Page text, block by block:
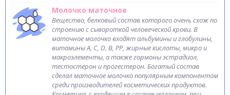
Молочко маточное
Вещество, белковый состав которого очень схож по
строению с сывороткой человеческой крови. В
маточное молочко входят альбумины и глобулины,
витамины А, С, D, B, PP, жирные кислоты, микро и
макроэлементы, а также гормоны эстрадиол,
тестостерон и прогестерон. Богатый состав
сделал маточное молочко популярным компонентом
среди производителей косметических продуктов.